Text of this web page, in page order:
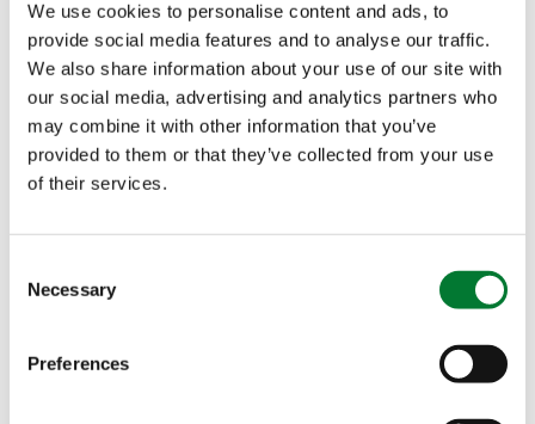
We use cookies to personalise content and ads, to
provide social media features and to analyse our traffic.
We also share information about your use of our site with
our social media, advertising and analytics partners who
may combine it with other information that you’ve
provided to them or that they’ve collected from your use
of their services.
Selection
Necessary
Preferences
des principaux pays agricoles nous rend fiers.
Nous sommes impatients de contribuer à
développerune agriculture plus durable avecles
nouveaux produits GreenSwitch. »
Au cours de la cérémonie diffusée en direct, Marc
jury. Après son discours de présentation, Marc a
souligné l’importance de ce projet aujourd’hui : «
Le défi à relever est sans précédent. Chez Van
Iperen International, nous pensons que les